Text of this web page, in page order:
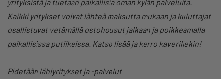
yrityksistä ja tuetaan paikallisia oman kylän palveluita.
Kaikki yritykset voivat lähteä maksutta mukaan ja kuluttajat
osallistuvat vetämällä ostohousut jalkaan ja poikkeamalla
paikallisissa putiikeissa. Katso lisää ja kerro kaverillekin!
Pidetään lähiyritykset ja -palvelut